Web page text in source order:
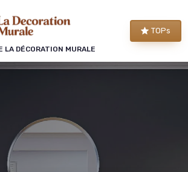
LA DÉCORATION MURALE
TOPs
des cookies